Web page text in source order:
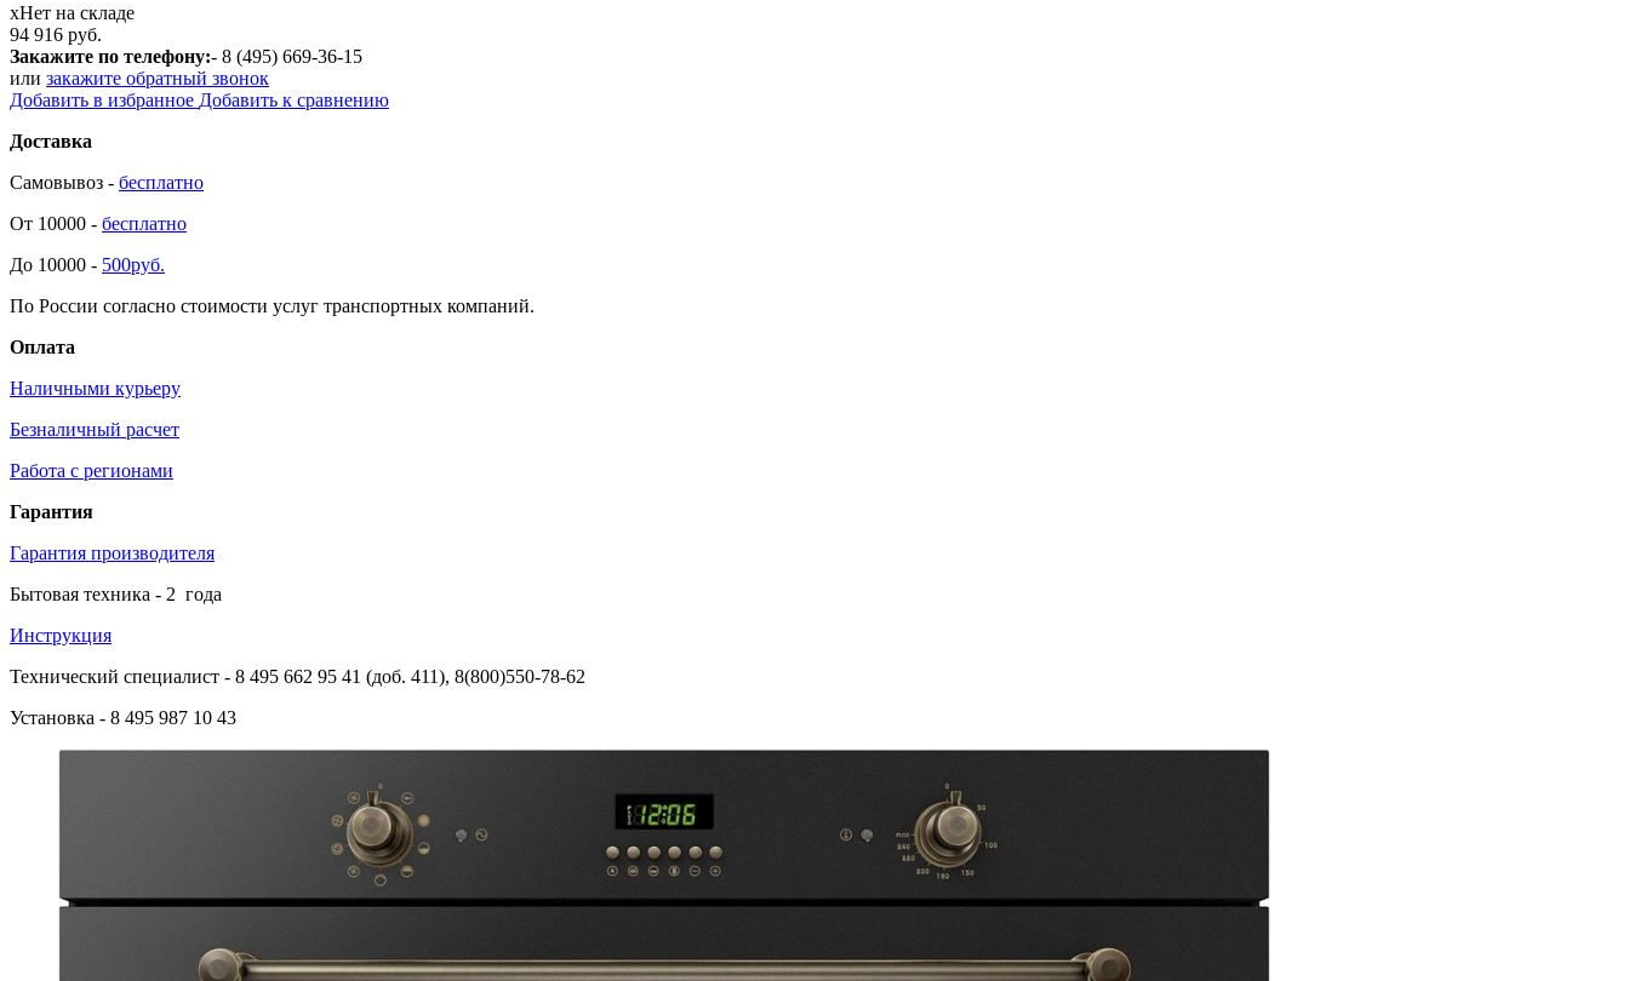
хНет на складе
94 916 руб.
Закажите по телефону:- 8 (495) 669-36-15
или закажите обратный звонок
Добавить в избранное Добавить к сравнению
Доставка
Самовывоз - бесплатно
От 10000 - бесплатно
До 10000 - 500руб.
По России согласно стоимости услуг транспортных компаний.
Оплата
Наличными курьеру
Безналичный расчет
Работа с регионами
Гарантия
Гарантия производителя
Бытовая техника - 2 года
Инструкция
Технический специалист - 8 495 662 95 41 (доб. 411), 8(800)550-78-62
Установка - 8 495 987 10 43